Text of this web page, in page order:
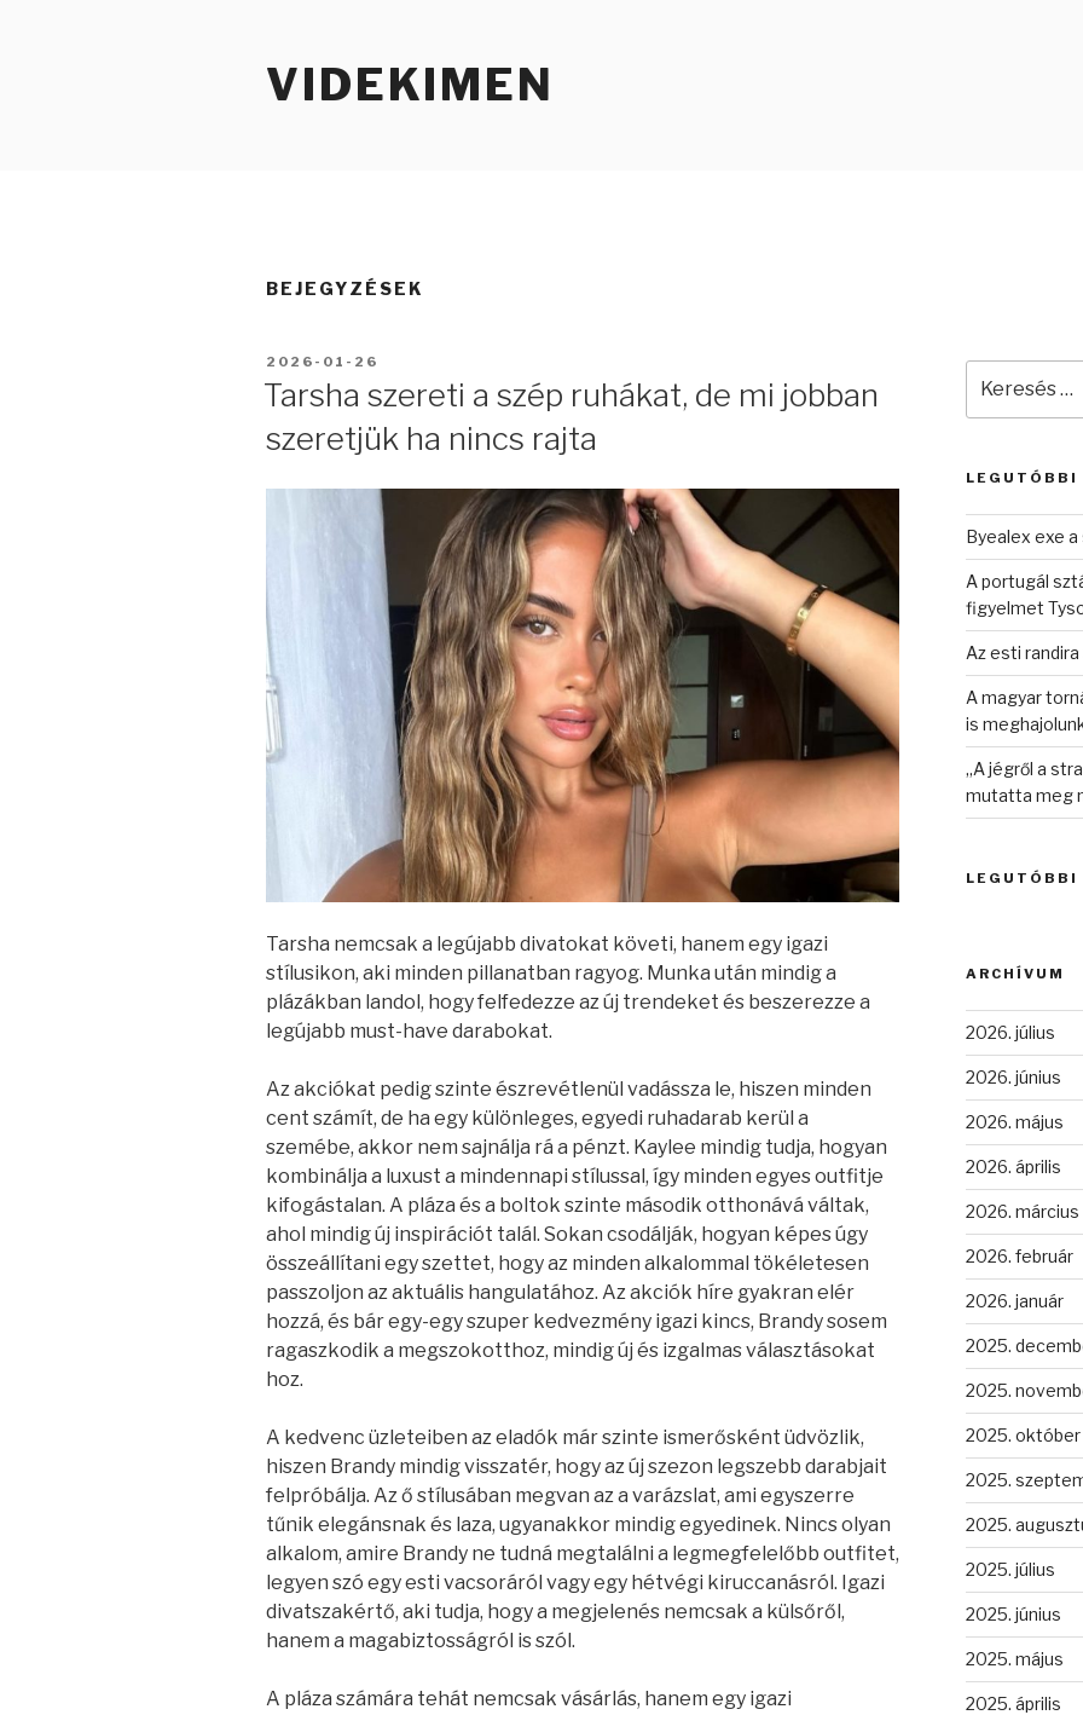
VIDEKIMEN
BEJEGYZÉSEK
BEKÜLDVE:
2026-01-26
Tarsha szereti a szép ruhákat, de mi jobban
szeretjük ha nincs rajta
Tarsha nemcsak a legújabb divatokat követi, hanem egy igazi
stílusikon, aki minden pillanatban ragyog. Munka után mindig a
plázákban landol, hogy felfedezze az új trendeket és beszerezze a
legújabb must-have darabokat.
Az akciókat pedig szinte észrevétlenül vadássza le, hiszen minden
cent számít, de ha egy különleges, egyedi ruhadarab kerül a
szemébe, akkor nem sajnálja rá a pénzt. Kaylee mindig tudja, hogyan
kombinálja a luxust a mindennapi stílussal, így minden egyes outfitje
kifogástalan. A pláza és a boltok szinte második otthonává váltak,
ahol mindig új inspirációt talál. Sokan csodálják, hogyan képes úgy
összeállítani egy szettet, hogy az minden alkalommal tökéletesen
passzoljon az aktuális hangulatához. Az akciók híre gyakran elér
hozzá, és bár egy-egy szuper kedvezmény igazi kincs, Brandy sosem
ragaszkodik a megszokotthoz, mindig új és izgalmas választásokat
hoz.
A kedvenc üzleteiben az eladók már szinte ismerősként üdvözlik,
hiszen Brandy mindig visszatér, hogy az új szezon legszebb darabjait
felpróbálja. Az ő stílusában megvan az a varázslat, ami egyszerre
tűnik elegánsnak és laza, ugyanakkor mindig egyedinek. Nincs olyan
alkalom, amire Brandy ne tudná megtalálni a legmegfelelőbb outfitet,
legyen szó egy esti vacsoráról vagy egy hétvégi kiruccanásról. Igazi
divatszakértő, aki tudja, hogy a megjelenés nemcsak a külsőről,
hanem a magabiztosságról is szól.
A pláza számára tehát nemcsak vásárlás, hanem egy igazi
következő
LEGUTÓBBI
Byealex exe
A portugál
figyelmet
Az esti
A magyar
is
„A jégről a
mutatta meg
LEGUTÓBBI
ARCHÍVUM
2026. július
2026. június
2026. május
2026. április
2026. március
2026. február
2026. január
2025.
2025.
2025. október
2025.
2025.
2025. július
2025. június
2025. május
2025. április